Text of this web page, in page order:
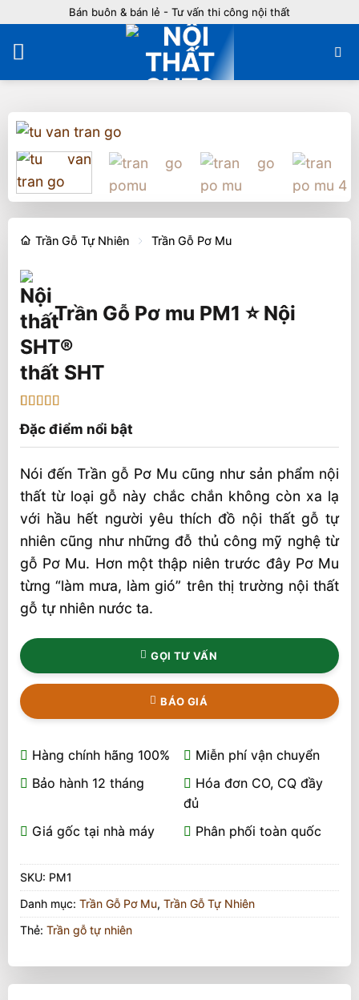
nội
dung
Bán buôn & bán lẻ - Tư vấn thi công nội thất
Trần Gỗ Tự Nhiên Trần Gỗ Pơ Mu
Trần Gỗ Pơ mu PM1 ⭐️ Nội
thất SHT
trên 5 dựa
trênđánh
giá
Đặc điểm nổi bật
Nói đến Trần gỗ Pơ Mu cũng như sản phẩm nội
thất từ loại gỗ này chắc chắn không còn xa lạ
với hầu hết người yêu thích đồ nội thất gỗ tự
nhiên cũng như những đỗ thủ công mỹ nghệ từ
gỗ Pơ Mu. Hơn một thập niên trước đây Pơ Mu
từng “làm mưa, làm gió” trên thị trường nội thất
gỗ tự nhiên nước ta.
GỌI TƯ VẤN
BÁO GIÁ
Hàng chính hãng 100%
Miễn phí vận chuyển
Bảo hành 12 tháng
Hóa đơn CO, CQ đầy
đủ
Giá gốc tại nhà máy
Phân phối toàn quốc
SKU: PM1
Danh mục: Trần Gỗ Pơ Mu, Trần Gỗ Tự Nhiên
Thẻ: Trần gỗ tự nhiên